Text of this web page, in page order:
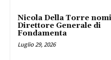
Nicola Della Torre
Direttore Generale di
Fondamenta
Luglio 29, 2026